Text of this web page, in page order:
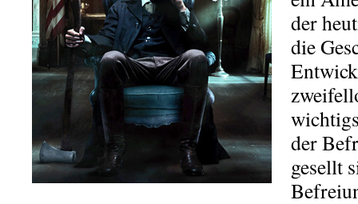
der
die
der
gesellt